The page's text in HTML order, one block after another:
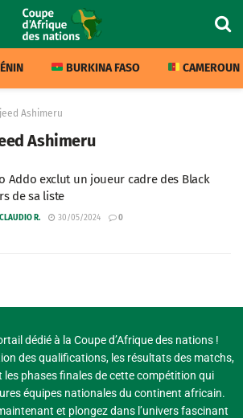
BURKINA FASO CAMEROUN
Ashimeru
Ashimeru
Addo exclut un joueur cadre des Black
de sa liste
CLAUDIO R. 30/05/2024 0
dédié à la Coupe d’Afrique des nations !
des qualifications, les résultats des matchs,
les phases finales de cette compétition qui
équipes nationales du continent africain.
et plongez dans l’univers fascinant